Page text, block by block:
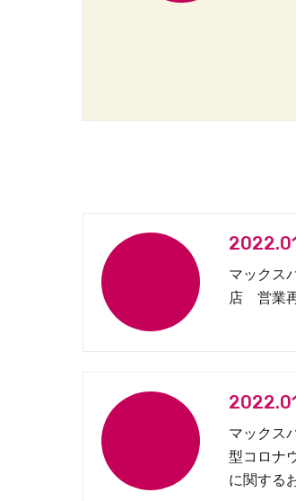
マックス
店 営業
マックス
型コロナ
に関する